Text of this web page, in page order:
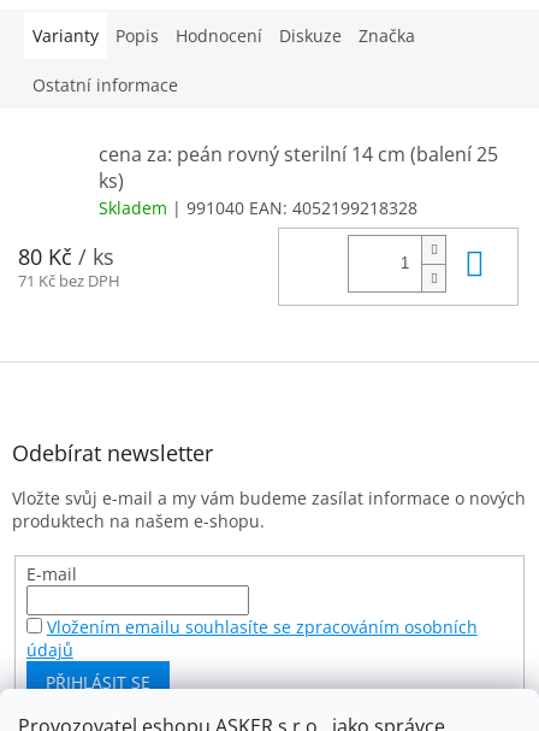
Varianty Popis Hodnocení Diskuze Značka
Ostatní informace
cena za: peán rovný sterilní 14 cm (balení 25
ks)
Skladem | 991040 EAN: 4052199218328
80 Kč / ks
71 Kč bez DPH
Z
Odebírat newsletter
Vložte svůj e-mail a my vám budeme zasílat informace o nových
produktech na našem e-shopu.
E-mail
Vložením emailu souhlasíte se zpracováním osobních
údajů
PŘIHLÁSIT SE